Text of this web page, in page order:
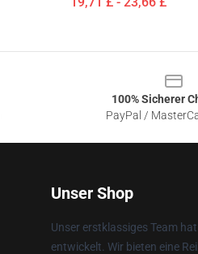
100% Sicherer
PayPal /
Unser Shop
Unser erstklassiges Team
entwickelt. Wir bieten eine